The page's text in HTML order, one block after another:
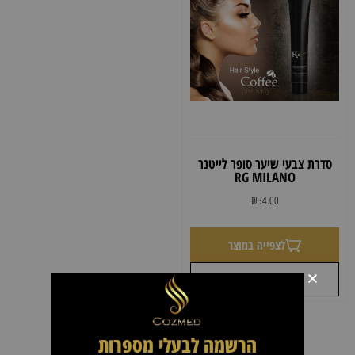
סדרת צבעי שיער סופר לייטנר
RG MILANO
₪34.00
לצפייה במוצר
הרשמה לבעלי מספרות